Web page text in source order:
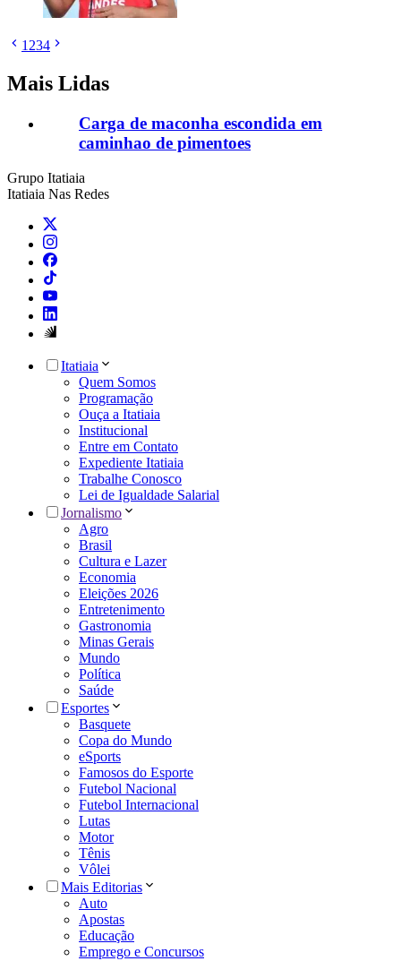
1 234
Mais Lidas
Carga de maconha escondida em
caminhao de pimentoes
Grupo Itatiaia
Itatiaia Nas Redes
Itatiaia
Quem Somos
Programação
Ouça a Itatiaia
Institucional
Entre em Contato
Expediente Itatiaia
Trabalhe Conosco
Lei de Igualdade Salarial
Jornalismo
Agro
Brasil
Cultura e Lazer
Economia
Eleições 2026
Entretenimento
Gastronomia
Minas Gerais
Mundo
Política
Saúde
Esportes
Basquete
Copa do Mundo
eSports
Famosos do Esporte
Futebol Nacional
Futebol Internacional
Lutas
Motor
Tênis
Vôlei
Mais Editorias
Auto
Apostas
Educação
Emprego e Concursos